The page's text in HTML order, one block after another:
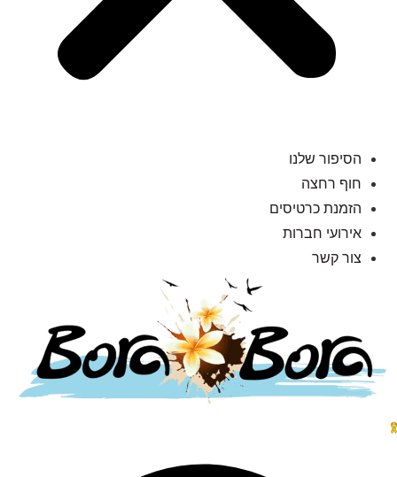
הסיפור שלנו
חוף רחצה
הזמנת כרטיסים
אירועי חברות
צור קשר